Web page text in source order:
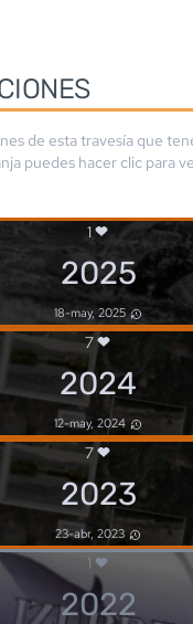
de esta travesía que
puedes hacer clic para
1
2025
18-may, 2025
7
2024
12-may, 2024
7
2023
23-abr, 2023
1
2022